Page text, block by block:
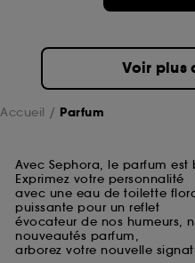
Voir plus
Accueil Parfum
Avec Sephora, le parfum
Exprimez votre personnalité
avec une eau de toilette
puissante pour un reflet
évocateur de nos humeurs,
nouveautés parfum,
arborez votre nouvelle